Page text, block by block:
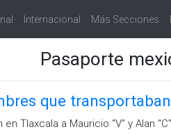
Internacional Más Secciones
Pasaporte
que
Tlaxcala a Mauricio “V” y